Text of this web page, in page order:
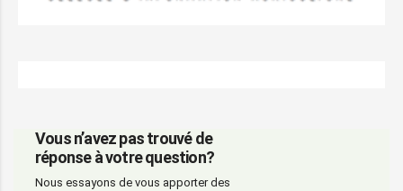
Vous n’avez pas trouvé de
réponse à votre question?
Nous essayons de vous apporter des